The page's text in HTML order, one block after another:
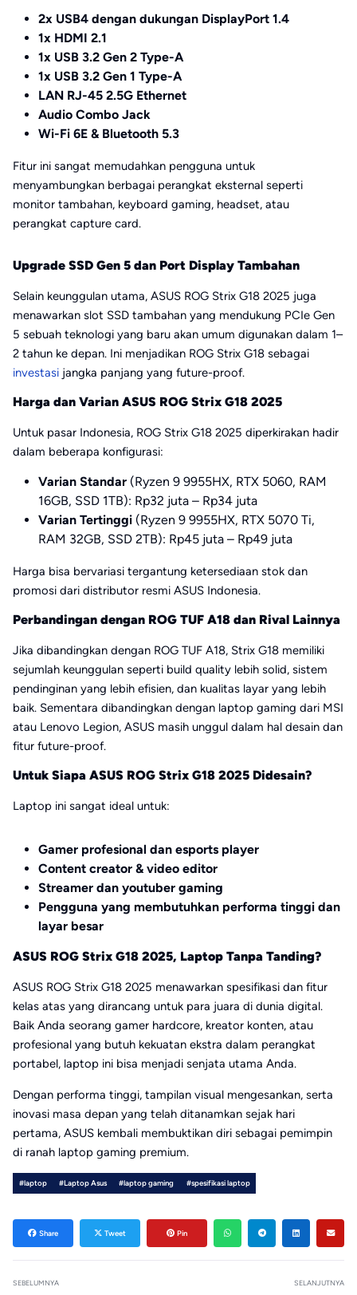
2x USB4 dengan dukungan DisplayPort 1.4
1x HDMI 2.1
1x USB 3.2 Gen 2 Type-A
1x USB 3.2 Gen 1 Type-A
LAN RJ-45 2.5G Ethernet
Audio Combo Jack
Wi-Fi 6E & Bluetooth 5.3
Fitur ini sangat memudahkan pengguna untuk
menyambungkan berbagai perangkat eksternal seperti
monitor tambahan, keyboard gaming, headset, atau
perangkat capture card.
Upgrade SSD Gen 5 dan Port Display Tambahan
Selain keunggulan utama, ASUS ROG Strix G18 2025 juga
menawarkan slot SSD tambahan yang mendukung PCIe Gen
5 sebuah teknologi yang baru akan umum digunakan dalam 1–
2 tahun ke depan. Ini menjadikan ROG Strix G18 sebagai
investasi jangka panjang yang future-proof.
Harga dan Varian ASUS ROG Strix G18 2025
Untuk pasar Indonesia, ROG Strix G18 2025 diperkirakan hadir
dalam beberapa konfigurasi:
Varian Standar (Ryzen 9 9955HX, RTX 5060, RAM
16GB, SSD 1TB): Rp32 juta – Rp34 juta
Varian Tertinggi (Ryzen 9 9955HX, RTX 5070 Ti,
RAM 32GB, SSD 2TB): Rp45 juta – Rp49 juta
Harga bisa bervariasi tergantung ketersediaan stok dan
promosi dari distributor resmi ASUS Indonesia.
Perbandingan dengan ROG TUF A18 dan Rival Lainnya
Jika dibandingkan dengan ROG TUF A18, Strix G18 memiliki
sejumlah keunggulan seperti build quality lebih solid, sistem
pendinginan yang lebih efisien, dan kualitas layar yang lebih
baik. Sementara dibandingkan dengan laptop gaming dari MSI
atau Lenovo Legion, ASUS masih unggul dalam hal desain dan
fitur future-proof.
Untuk Siapa ASUS ROG Strix G18 2025 Didesain?
Laptop ini sangat ideal untuk:
Gamer profesional dan esports player
Content creator & video editor
Streamer dan youtuber gaming
Pengguna yang membutuhkan performa tinggi dan
layar besar
ASUS ROG Strix G18 2025, Laptop Tanpa Tanding?
ASUS ROG Strix G18 2025 menawarkan spesifikasi dan fitur
kelas atas yang dirancang untuk para juara di dunia digital.
Baik Anda seorang gamer hardcore, kreator konten, atau
profesional yang butuh kekuatan ekstra dalam perangkat
portabel, laptop ini bisa menjadi senjata utama Anda.
Dengan performa tinggi, tampilan visual mengesankan, serta
inovasi masa depan yang telah ditanamkan sejak hari
pertama, ASUS kembali membuktikan diri sebagai pemimpin
di ranah laptop gaming premium.
#laptop #Laptop Asus #laptop gaming #spesifikasi laptop
Share Tweet Pin
SEBELUMNYA SELANJUTNYA